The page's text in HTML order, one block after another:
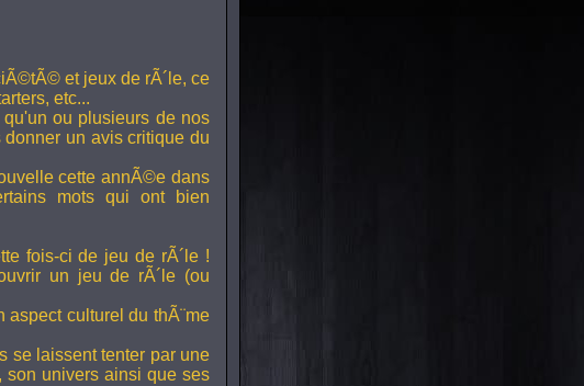
et jeux de rÃ´le, ce
etc...
ou plusieurs de nos
un avis critique du
cette annÃ©e dans
mots qui ont bien
fois-ci de jeu de rÃ´le !
un jeu de rÃ´le (ou
culturel du thÃ¨me
se laissent tenter par une
univers ainsi que ses